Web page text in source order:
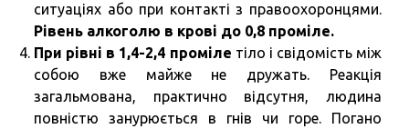
ситуаціях або при контакті з правоохоронцями.
Рівень алкоголю в крові до 0,8 проміле.
При рівні в 1,4-2,4 проміле тіло і свідомість між
собою вже майже не дружать. Реакція
загальмована, практично відсутня, людина
повністю занурюється в гнів чи горе. Погано